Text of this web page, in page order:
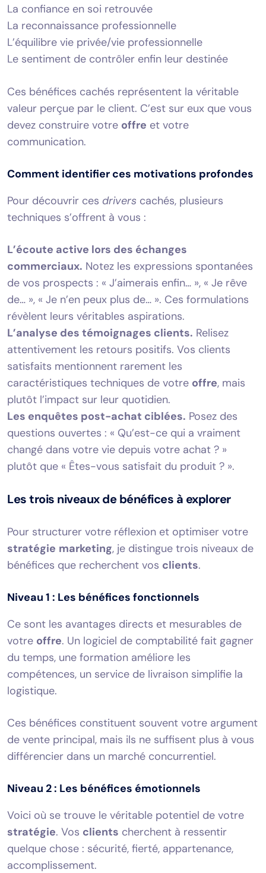
La confiance en soi retrouvée
La reconnaissance professionnelle
L’équilibre vie privée/vie professionnelle
Le sentiment de contrôler enfin leur destinée
Ces bénéfices cachés représentent la véritable
valeur perçue par le client. C’est sur eux que vous
devez construire votre offre et votre
communication.
Comment identifier ces motivations profondes
Pour découvrir ces drivers cachés, plusieurs
techniques s’offrent à vous :
L’écoute active lors des échanges
commerciaux. Notez les expressions spontanées
de vos prospects : « J’aimerais enfin… », « Je rêve
de… », « Je n’en peux plus de… ». Ces formulations
révèlent leurs véritables aspirations.
L’analyse des témoignages clients. Relisez
attentivement les retours positifs. Vos clients
satisfaits mentionnent rarement les
caractéristiques techniques de votre offre, mais
plutôt l’impact sur leur quotidien.
Les enquêtes post-achat ciblées. Posez des
questions ouvertes : « Qu’est-ce qui a vraiment
changé dans votre vie depuis votre achat ? »
plutôt que « Êtes-vous satisfait du produit ? ».
Les trois niveaux de bénéfices à explorer
Pour structurer votre réflexion et optimiser votre
stratégie marketing, je distingue trois niveaux de
bénéfices que recherchent vos clients.
Niveau 1 : Les bénéfices fonctionnels
Ce sont les avantages directs et mesurables de
votre offre. Un logiciel de comptabilité fait gagner
du temps, une formation améliore les
compétences, un service de livraison simplifie la
logistique.
Ces bénéfices constituent souvent votre argument
de vente principal, mais ils ne suffisent plus à vous
différencier dans un marché concurrentiel.
Niveau 2 : Les bénéfices émotionnels
Voici où se trouve le véritable potentiel de votre
stratégie. Vos clients cherchent à ressentir
quelque chose : sécurité, fierté, appartenance,
accomplissement.